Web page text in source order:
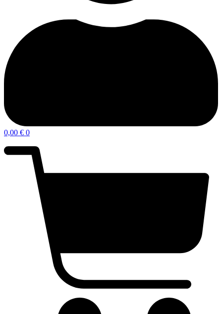
0,00 € 0